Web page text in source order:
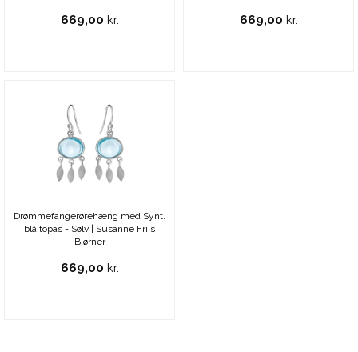
669,00 kr. 669,00 kr.
Drømmefangerørehæng med Synt.
blå topas - Sølv | Susanne Friis
Bjørner
669,00 kr.